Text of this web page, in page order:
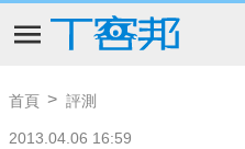
首頁 評測
2013.04.06 16:59